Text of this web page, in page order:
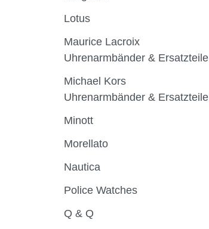
Lotus
Maurice Lacroix
Uhrenarmbänder & Ersatzteile
Michael Kors
Uhrenarmbänder & Ersatzteile
Minott
Morellato
Nautica
Police Watches
Q & Q